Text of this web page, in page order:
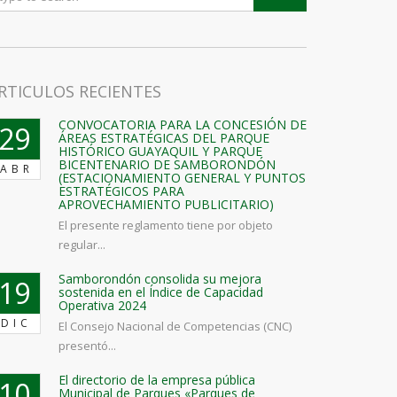
RECIENTES
ABR
CONVOCATORIA PARA LA CONCESIÓN DE
ÁREAS ESTRATÉGICAS DEL PARQUE
HISTÓRICO GUAYAQUIL Y PARQUE
BICENTENARIO DE SAMBORONDÓN
(ESTACIONAMIENTO GENERAL Y PUNTOS
ESTRATÉGICOS PARA
APROVECHAMIENTO PUBLICITARIO)
El presente reglamento tiene por objeto
regular...
DIC
Samborondón consolida su mejora
sostenida en el Índice de Capacidad
Operativa 2024
El Consejo Nacional de Competencias (CNC)
presentó...
El directorio de la empresa pública
Municipal de Parques «Parques de